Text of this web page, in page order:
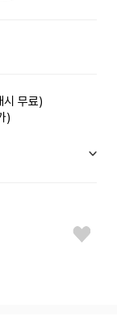
무료)
)